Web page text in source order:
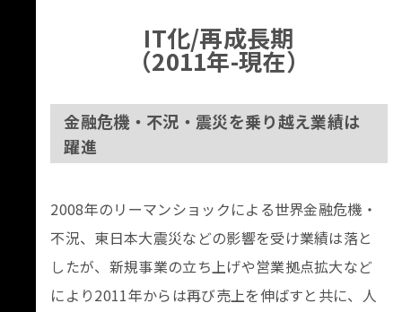
IT化/再成長期
（2011年-現在）
金融危機・不況・震災を乗り越え業績は
躍進
2008年のリーマンショックによる世界金融危機・
不況、東日本大震災などの影響を受け業績は落と
したが、新規事業の立ち上げや営業拠点拡大など
により2011年からは再び売上を伸ばすと共に、人